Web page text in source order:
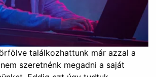
találkozhattunk már azzal a
szeretnénk megadni a saját